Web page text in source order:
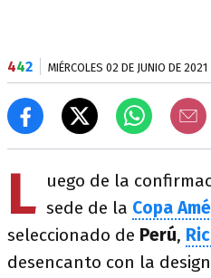
442 MIÉRCOLES 02 DE JUNIO DE 2021
L uego de la
sede de la Copa
seleccionado de Perú,
desencanto con la